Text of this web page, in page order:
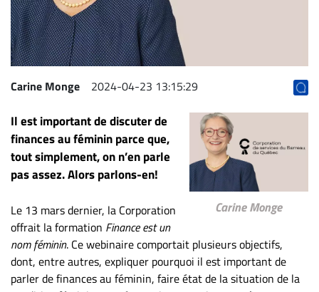
CARRIÈRE
ET
EMPLOIS
ET
JURISTES
Offres
Formation
Continue
Métiers
Scoop?
Carine Monge 2024-04-23 13:15:29
Carine Monge
Il est important de discuter de
finances au féminin parce que,
tout simplement, on n’en parle
pas assez. Alors parlons-en!
Le 13 mars dernier, la Corporation
offrait la formation Finance est un
nom féminin. Ce webinaire comportait plusieurs objectifs,
dont, entre autres, expliquer pourquoi il est important de
parler de finances au féminin, faire état de la situation de la